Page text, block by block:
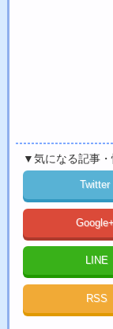
▼気になる記事
Twitter
LINE
RSS